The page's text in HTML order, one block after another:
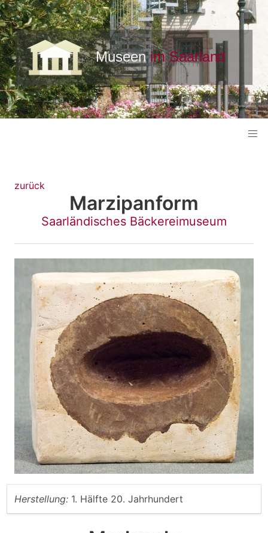
zurück
Marzipanform
Saarländisches Bäckereimuseum
Herstellung: 1. Hälfte 20. Jahrhundert